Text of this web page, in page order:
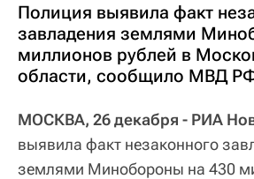
Полиция выявила факт
завладения землями
миллионов рублей в
области, сообщило МВД
МОСКВА, 26 декабря - РИА
выявила факт незаконного
землями Минобороны на 430